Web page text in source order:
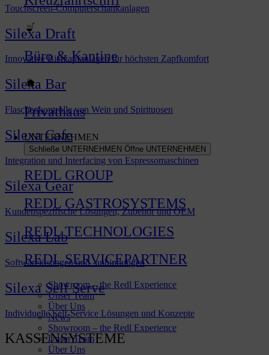
Büro & Kantine
Privathaus
UNTERNEHMEN
Schließe UNTERNEHMEN Öffne UNTERNEHMEN
REDL GROUP
REDL GASTROSYSTEMS
REDL TECHNOLOGIES
REDL SERVICEPARTNER
Showroom – the Redl Experience
Unser Team
Über Uns
News
Showroom – the Redl Experience
Unser Team
Über Uns
Touchscreen-Computerschankanlagen
Silexa Draft
Innovative Bierzapfanlagen für höchsten Zapfkomfort
Silexa Bar
Flaschenkontrolle von Wein und Spirituosen
Silexa Cafe
Integration und Interfacing von Espressomaschinen
Silexa Gear
Kundenspezifische Lösungen, Zubehör und OEM
Silexa Lab
Softwarelösungen und -anbindungen
Silexa Self Serve
Individuelle Self-Service Lösungen und Konzepte
KASSENSYSTEME